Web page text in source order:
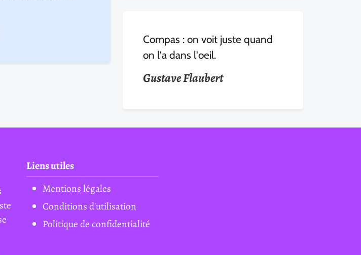
Compas : on voit juste quand
on l'a dans l'oeil.
Gustave Flaubert
Liens utiles
Mentions légales
Conditions d'utilisation
Politique de confidentialité